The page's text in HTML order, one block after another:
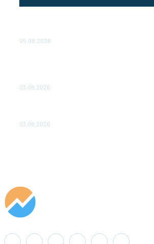
05.08.2026
03.08.2026
03.08.2026